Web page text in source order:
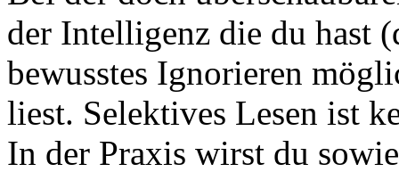
der Intelligenz die du hast
bewusstes Ignorieren
liest. Selektives Lesen ist
In der Praxis wirst du